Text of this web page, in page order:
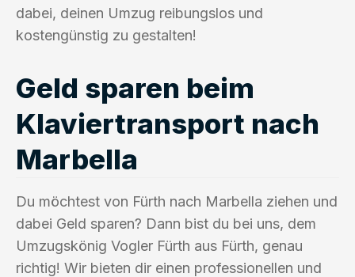
dabei, deinen Umzug reibungslos und
kostengünstig zu gestalten!
Geld sparen beim
Klaviertransport nach
Marbella
Du möchtest von Fürth nach Marbella ziehen und
dabei Geld sparen? Dann bist du bei uns, dem
Umzugskönig Vogler Fürth aus Fürth, genau
richtig! Wir bieten dir einen professionellen und